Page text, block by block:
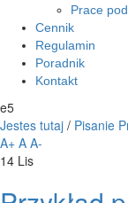
Prace
Cennik
Regulamin
Poradnik
Kontakt
e5
Jestes tutaj / Pisanie
A+ A A-
14 Lis